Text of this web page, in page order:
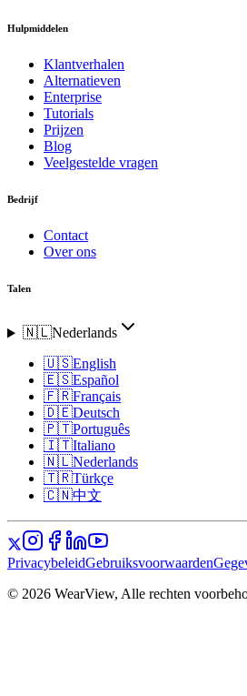
Hulpmiddelen
Klantverhalen
Alternatieven
Enterprise
Tutorials
Prijzen
Blog
Veelgestelde vragen
Bedrijf
Contact
Over ons
Talen
🇳🇱Nederlands
🇺🇸English
🇪🇸Español
🇫🇷Français
🇩🇪Deutsch
🇵🇹Português
🇮🇹Italiano
🇳🇱Nederlands
🇹🇷Türkçe
🇨🇳中文
PrivacybeleidGebruiksvoorwaarden
© 2026 WearView, Alle rechten